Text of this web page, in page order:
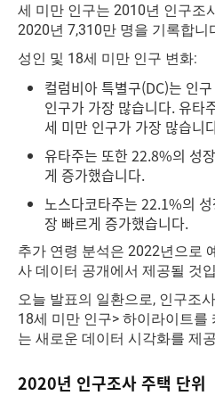
세 미만 인구는 2010년 인구조
2020년 7,310만 명을 기록합니
성인 및 18세 미만 인구 변화:
컬럼비아 특별구(DC)는 인
인구가 가장 많습니다. 유타
세 미만 인구가 가장 많습니
유타주는 또한 22.8%의 성
게 증가했습니다.
노스다코타주는 22.1%의
장 빠르게 증가했습니다.
추가 연령 분석은 2022년으로
사 데이터 공개에서 제공될 것
오늘 발표의 일환으로, 인구조
18세 미만 인구> 하이라이트를
는 새로운 데이터 시각화를 제
2020년 인구조사 주택 단위